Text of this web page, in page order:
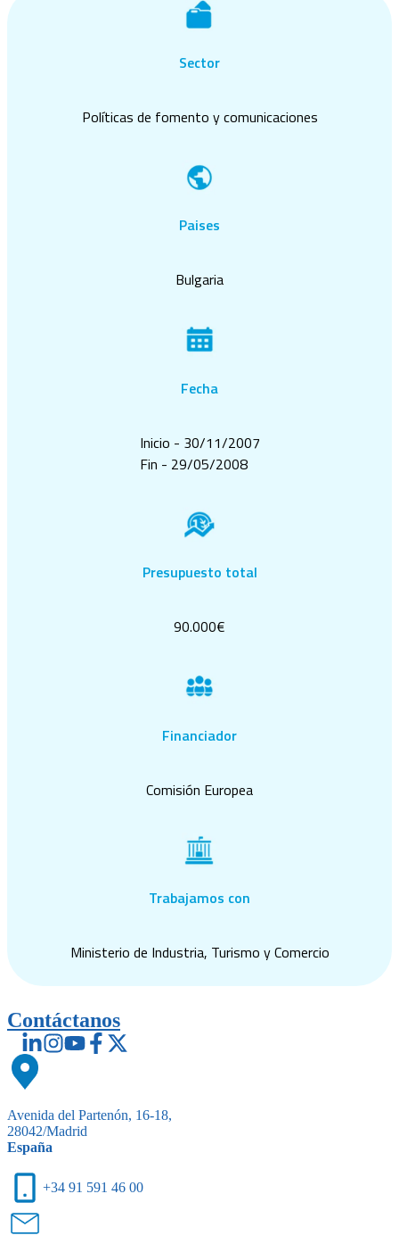
Sector
Políticas de fomento y comunicaciones
Paises
Bulgaria
Fecha
Inicio - 30/11/2007
Fin - 29/05/2008
Presupuesto total
90.000€
Financiador
Comisión Europea
Trabajamos con
Ministerio de Industria, Turismo y Comercio
Contáctanos
Avenida del Partenón, 16-18,
28042/Madrid
España
+34 91 591 46 00